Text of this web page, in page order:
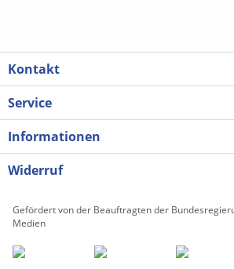
Kontakt
Service
Informationen
Widerruf
Gefördert von der Beauftragten der
Medien